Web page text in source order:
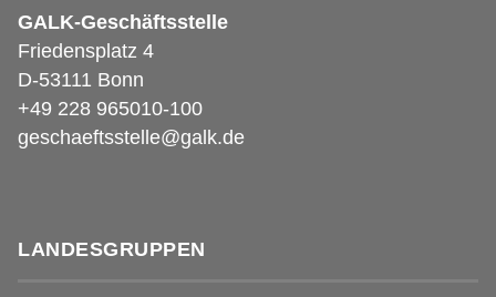
GALK-Geschäftsstelle
Friedensplatz 4
D-53111 Bonn
+49 228 965010-100
geschaeftsstelle@galk.de
LANDESGRUPPEN